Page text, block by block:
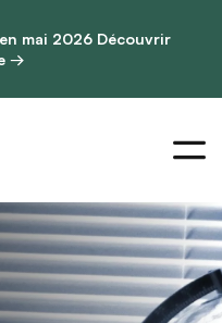
mai 2026 Découvrir
→